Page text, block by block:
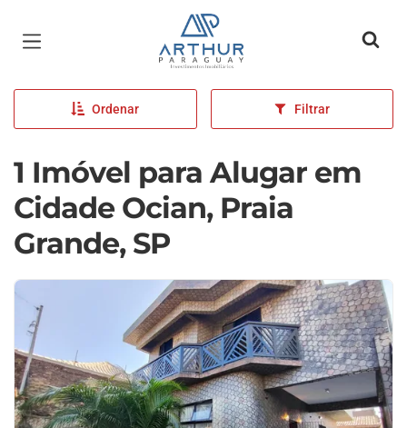
Página inicial
Ordenar Filtrar
1 Imóvel para Alugar em
Cidade Ocian, Praia
Grande, SP